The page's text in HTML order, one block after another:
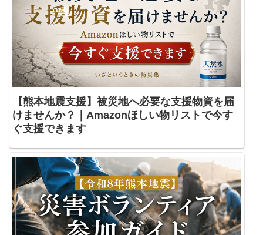
【熊本地震支援】被災地へ必要な支援物資を届
けませんか？｜Amazonほしい物リストで今す
ぐ支援できます